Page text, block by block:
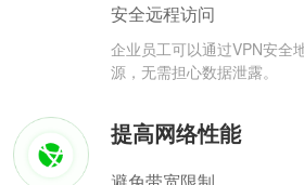
安全远程访问
企业员工可以通过VPN安全
源，无需担心数据泄露。
提高网络性能